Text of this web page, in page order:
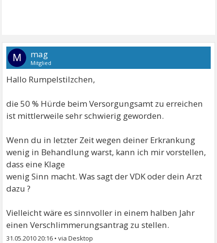
M mag
Mitglied
Hallo Rumpelstilzchen,
die 50 % Hürde beim Versorgungsamt zu erreichen
ist mittlerweile sehr schwierig geworden.
Wenn du in letzter Zeit wegen deiner Erkrankung
wenig in Behandlung warst, kann ich mir vorstellen,
dass eine Klage
wenig Sinn macht. Was sagt der VDK oder dein Arzt
dazu ?
Vielleicht wäre es sinnvoller in einem halben Jahr
einen Verschlimmerungsantrag zu stellen.
31.05.2010 20:16 •